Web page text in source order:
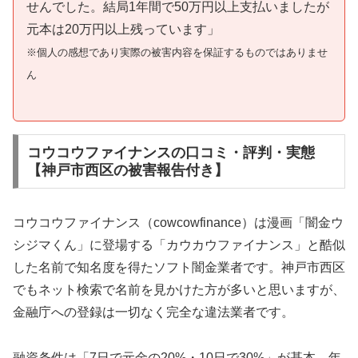
せんでした。結局1年間で50万円以上支払いましたが
元本は20万円以上残っています」
※個人の感想であり実際の被害内容を保証するものではありませ
ん
コウコウファイナンスの口コミ・評判・実態
【神戸市西区の被害報告付き】
コウコウファイナンス（cowcowfinance）は漫画「闇金ウ
シジマくん」に登場する「カウカウファイナンス」と酷似
した名前で知名度を得たソフト闇金業者です。神戸市西区
でもネット検索で名前を見かけた方が多いと思いますが、
金融庁への登録は一切なく完全な違法業者です。